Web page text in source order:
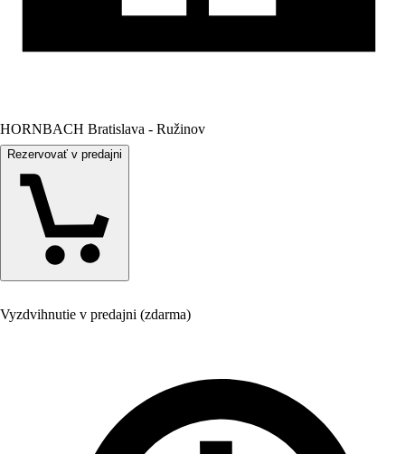
HORNBACH Bratislava - Ružinov
Rezervovať v predajni
Vyzdvihnutie v predajni (zdarma)